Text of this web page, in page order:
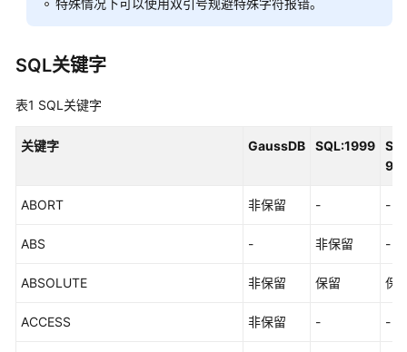
中
式
8.x）
开
指
布
据
特殊情况下可以使用双引号规避特殊字符报错。
SQL关键字
表1 SQL关键字
关键字 GaussDB SQL:1999
92
ABORT 非保留 - -
ABS - 非保留 -
ABSOLUTE 非保留 保留 保
ACCESS 非保留 - -